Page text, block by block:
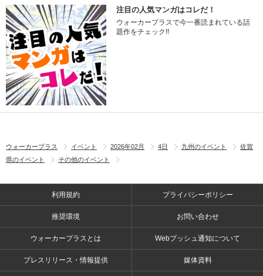
注目の人気マンガはコレだ！
ウォーカープラスで今一番読まれている話
題作をチェック!!
ウォーカープラス イベント 2026年02月 4日 九州のイベント
佐賀
県のイベント
その他のイベント
利用規約 プライバシーポリシー
推奨環境 お問い合わせ
ウォーカープラスとは Webプッシュ通知について
プレスリリース・情報提供 媒体資料